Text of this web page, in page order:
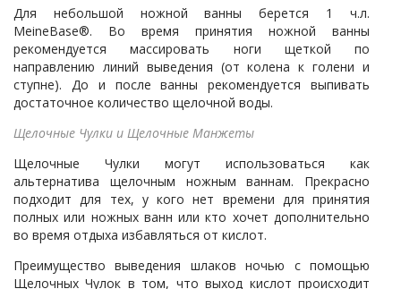
Для небольшой ножной ванны берется 1 ч.л.
MeineBase®. Во время принятия ножной ванны
рекомендуется массировать ноги щеткой по
направлению линий выведения (от колена к голени и
ступне). До и после ванны рекомендуется выпивать
достаточное количество щелочной воды.
Щелочные Чулки и Щелочные Манжеты
Щелочные Чулки могут использоваться как
альтернатива щелочным ножным ваннам. Прекрасно
подходит для тех, у кого нет времени для принятия
полных или ножных ванн или кто хочет дополнительно
во время отдыха избавляться от кислот.
Преимущество выведения шлаков ночью с помощью
Щелочных Чулок в том, что выход кислот происходит